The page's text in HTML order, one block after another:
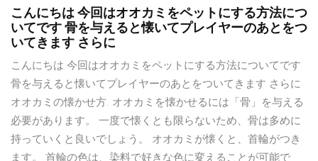
こんにちは 今回はオオカミをペットにする方法につ
いてです 骨を与えると懐いてプレイヤーのあとをつ
いてきます さらに
こんにちは 今回はオオカミをペットにする方法についてです
骨を与えると懐いてプレイヤーのあとをついてきます さらに
オオカミの懐かせ方. オオカミを懐かせるには「骨」を与える
必要があります。 一度で懐くとも限らないため、骨は多めに
持っていくと良いでしょう。 オオカミが懐くと、首輪がつき
ます。 首輪の色は、染料で好きな色に変えることが可能で